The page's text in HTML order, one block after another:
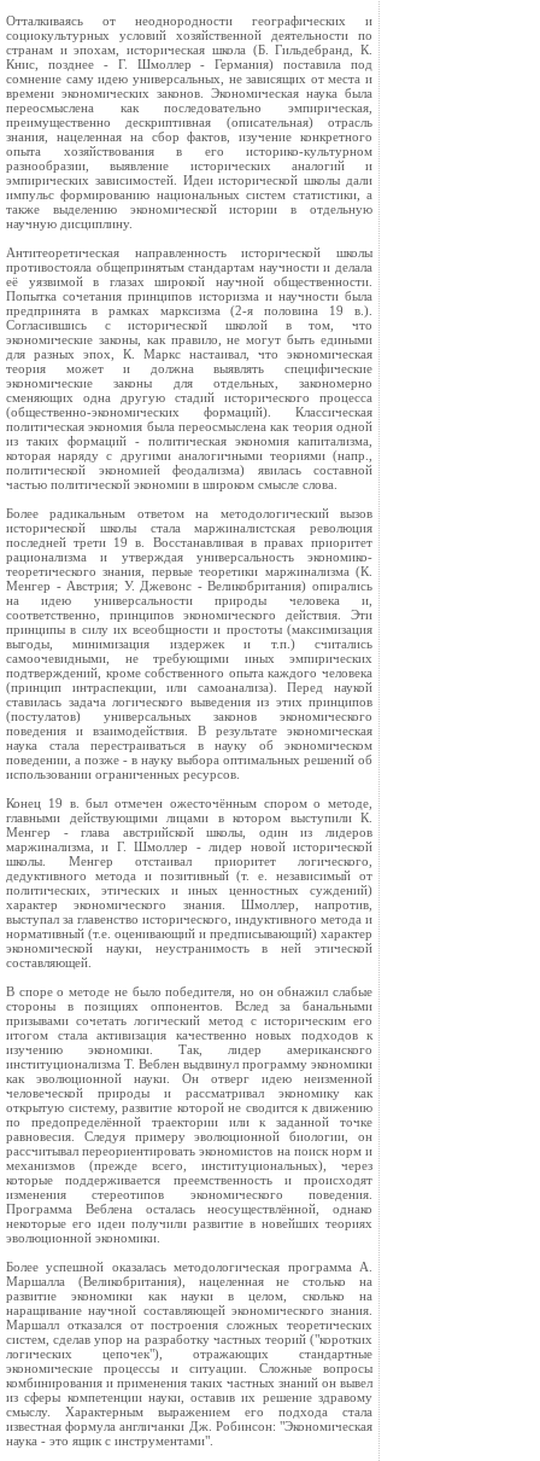
Отталкиваясь от неоднородности географических и
социокультурных условий хозяйственной деятельности по
странам и эпохам, историческая школа (Б. Гильдебранд, К.
Книс, позднее - Г. Шмоллер - Германия) поставила под
сомнение саму идею универсальных, не зависящих от места и
времени экономических законов. Экономическая наука была
переосмыслена как последовательно эмпирическая,
преимущественно дескриптивная (описательная) отрасль
знания, нацеленная на сбор фактов, изучение конкретного
опыта хозяйствования в его историко-культурном
разнообразии, выявление исторических аналогий и
эмпирических зависимостей. Идеи исторической школы дали
импульс формированию национальных систем статистики, а
также выделению экономической истории в отдельную
научную дисциплину.
Антитеоретическая направленность исторической школы
противостояла общепринятым стандартам научности и делала
её уязвимой в глазах широкой научной общественности.
Попытка сочетания принципов историзма и научности была
предпринята в рамках марксизма (2-я половина 19 в.).
Согласившись с исторической школой в том, что
экономические законы, как правило, не могут быть едиными
для разных эпох, К. Маркс настаивал, что экономическая
теория может и должна выявлять специфические
экономические законы для отдельных, закономерно
сменяющих одна другую стадий исторического процесса
(общественно-экономических формаций). Классическая
политическая экономия была переосмыслена как теория одной
из таких формаций - политическая экономия капитализма,
которая наряду с другими аналогичными теориями (напр.,
политической экономией феодализма) явилась составной
частью политической экономии в широком смысле слова.
Более радикальным ответом на методологический вызов
исторической школы стала маржиналистская революция
последней трети 19 в. Восстанавливая в правах приоритет
рационализма и утверждая универсальность экономико-
теоретического знания, первые теоретики маржинализма (К.
Менгер - Австрия; У. Джевонс - Великобритания) опирались
на идею универсальности природы человека и,
соответственно, принципов экономического действия. Эти
принципы в силу их всеобщности и простоты (максимизация
выгоды, минимизация издержек и т.п.) считались
самоочевидными, не требующими иных эмпирических
подтверждений, кроме собственного опыта каждого человека
(принцип интраспекции, или самоанализа). Перед наукой
ставилась задача логического выведения из этих принципов
(постулатов) универсальных законов экономического
поведения и взаимодействия. В результате экономическая
наука стала перестраиваться в науку об экономическом
поведении, а позже - в науку выбора оптимальных решений об
использовании ограниченных ресурсов.
Конец 19 в. был отмечен ожесточённым спором о методе,
главными действующими лицами в котором выступили К.
Менгер - глава австрийской школы, один из лидеров
маржинализма, и Г. Шмоллер - лидер новой исторической
школы. Менгер отстаивал приоритет логического,
дедуктивного метода и позитивный (т. е. независимый от
политических, этических и иных ценностных суждений)
характер экономического знания. Шмоллер, напротив,
выступал за главенство исторического, индуктивного метода и
нормативный (т.е. оценивающий и предписывающий) характер
экономической науки, неустранимость в ней этической
составляющей.
В споре о методе не было победителя, но он обнажил слабые
стороны в позициях оппонентов. Вслед за банальными
призывами сочетать логический метод с историческим его
итогом стала активизация качественно новых подходов к
изучению экономики. Так, лидер американского
институционализма Т. Веблен выдвинул программу экономики
как эволюционной науки. Он отверг идею неизменной
человеческой природы и рассматривал экономику как
открытую систему, развитие которой не сводится к движению
по предопределённой траектории или к заданной точке
равновесия. Следуя примеру эволюционной биологии, он
рассчитывал переориентировать экономистов на поиск норм и
механизмов (прежде всего, институциональных), через
которые поддерживается преемственность и происходят
изменения стереотипов экономического поведения.
Программа Веблена осталась неосуществлённой, однако
некоторые его идеи получили развитие в новейших теориях
эволюционной экономики.
Более успешной оказалась методологическая программа А.
Маршалла (Великобритания), нацеленная не столько на
развитие экономики как науки в целом, сколько на
наращивание научной составляющей экономического знания.
Маршалл отказался от построения сложных теоретических
систем, сделав упор на разработку частных теорий ("коротких
логических цепочек"), отражающих стандартные
экономические процессы и ситуации. Сложные вопросы
комбинирования и применения таких частных знаний он вывел
из сферы компетенции науки, оставив их решение здравому
смыслу. Характерным выражением его подхода стала
известная формула англичанки Дж. Робинсон: "Экономическая
наука - это ящик с инструментами".